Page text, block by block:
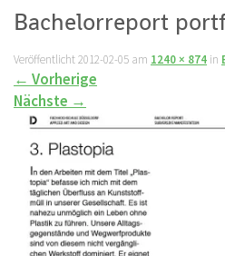
Bachelorreport
Veröffentlicht2012-02-05 am 1240 × 874 in
← Vorherige
Nächste →